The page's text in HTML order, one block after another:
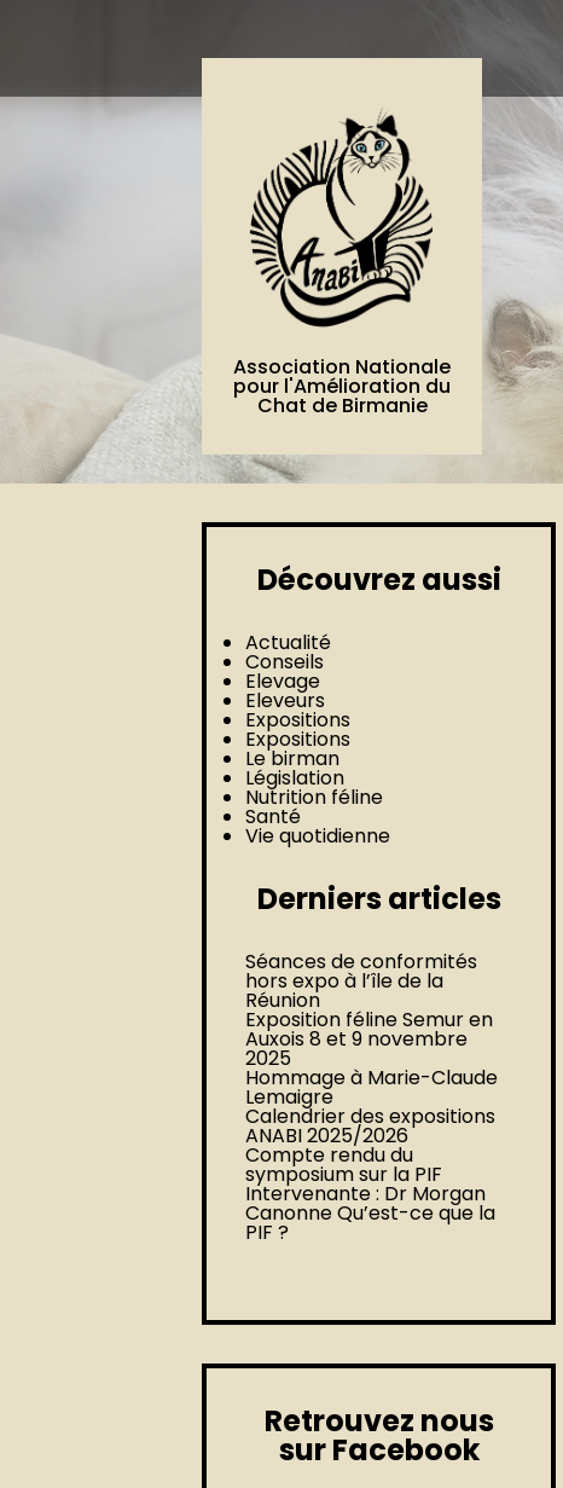
Association Nationale
pour l'Amélioration du
Chat de Birmanie
Découvrez aussi
Actualité
Conseils
Elevage
Eleveurs
Expositions
Expositions
Le birman
Législation
Nutrition féline
Santé
Vie quotidienne
Derniers articles
Séances de conformités
hors expo à l’île de la
Réunion
Exposition féline Semur en
Auxois 8 et 9 novembre
2025
Hommage à Marie-Claude
Lemaigre
Calendrier des expositions
ANABI 2025/2026
Compte rendu du
symposium sur la PIF
Intervenante : Dr Morgan
Canonne Qu’est-ce que la
PIF ?
Retrouvez nous
sur Facebook